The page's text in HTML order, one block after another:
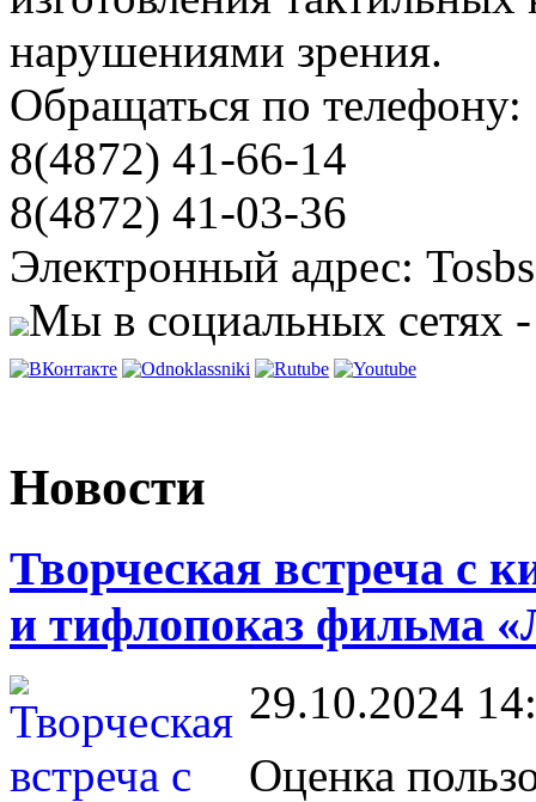
нарушениями зрения.
Обращаться по телефону:
8(4872) 41-66-14
8(4872) 41-03-36
Электронный адрес:
Мы в социальных сетях
Новости
Творческая встреча с
и тифлопоказ фильма
29.10.2024
Оценка